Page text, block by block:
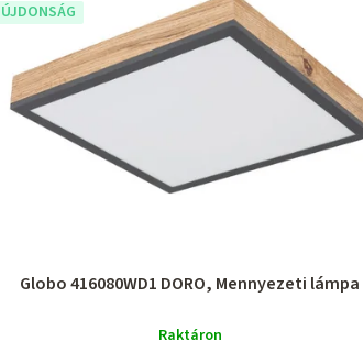
ÚJDONSÁG
Globo 416080WD1 DORO, Mennyezeti lámpa
Raktáron